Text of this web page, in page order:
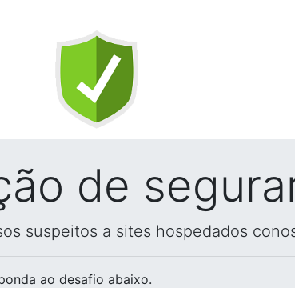
de
suspeitos a sites hospedados
ao desafio abaixo.